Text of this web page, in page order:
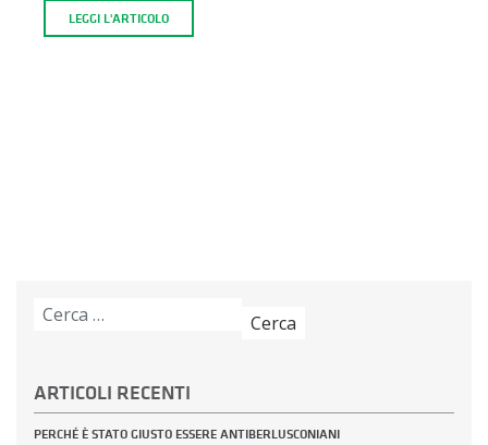
LEGGI L'ARTICOLO
Ricerca
ARTICOLI RECENTI
PERCHÉ È STATO GIUSTO ESSERE ANTIBERLUSCONIANI